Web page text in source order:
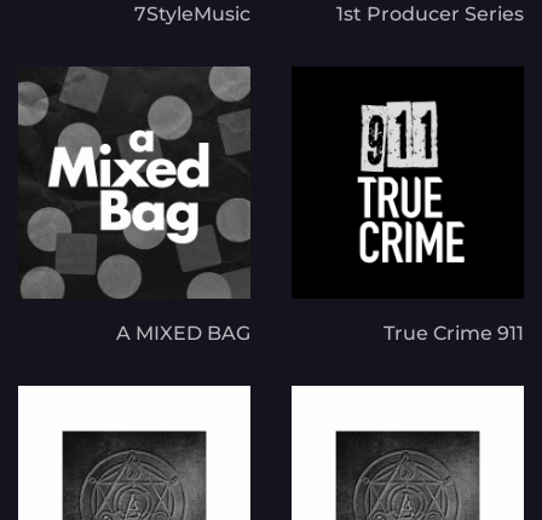
1st Producer Series
7StyleMusic
911 True Crime
A MIXED BAG